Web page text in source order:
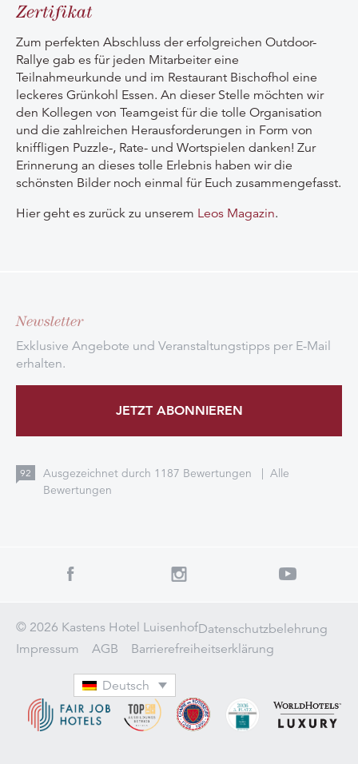
Zertifikat
Zum perfekten Abschluss der erfolgreichen Outdoor-
Rallye gab es für jeden Mitarbeiter eine
Teilnahmeurkunde und im Restaurant Bischofhol eine
leckeres Grünkohl Essen. An dieser Stelle möchten wir
den Kollegen von Teamgeist für die tolle Organisation
und die zahlreichen Herausforderungen in Form von
kniffligen Puzzle-, Rate- und Wortspielen danken! Zur
Erinnerung an dieses tolle Erlebnis haben wir die
schönsten Bilder noch einmal für Euch zusammengefasst.
Hier geht es zurück zu unserem Leos Magazin.
Newsletter
Exklusive Angebote und Veranstaltungstipps per E-Mail
erhalten.
JETZT ABONNIEREN
92 Ausgezeichnet durch 1187 Bewertungen | Alle
Bewertungen
© 2026 Kastens Hotel LuisenhofDatenschutzbelehrung
Impressum
AGB Barrierefreiheitserklärung
Deutsch